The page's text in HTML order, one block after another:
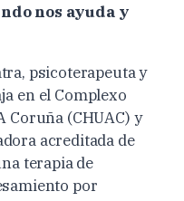
nos ayuda y
psicoterapeuta y
en el Complexo
(CHUAC) y
acreditada de
terapia de
por